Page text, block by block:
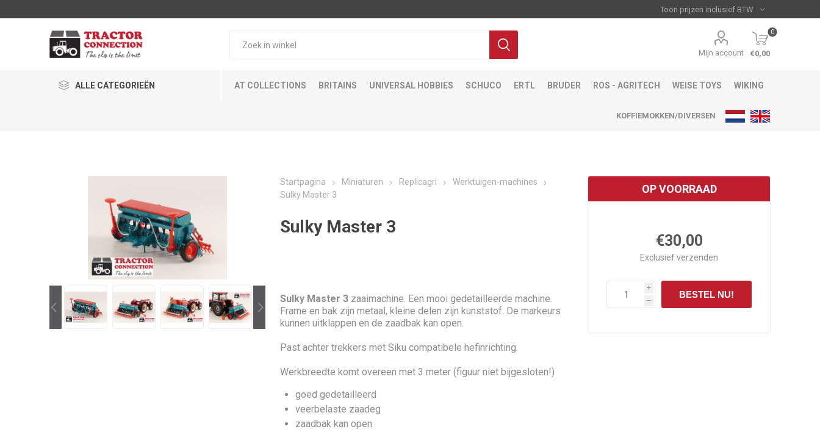
Mijn account
0
€0,00
ALLE CATEGORIEËN AT COLLECTIONS BRITAINS UNIVERSAL HOBBIES SCHUCO ERTL BRUDER ROS - AGRITECH WEISE TOYS WIKING
KOFFIEMOKKEN/DIVERSEN
Startpagina Miniaturen Replicagri
Werktuigen-machines
Sulky Master 3
Sulky Master 3
Sulky Master 3 zaaimachine. Een mooi gedetailleerde machine.
Frame en bak zijn metaal, kleine delen zijn kunststof. De markeurs
kunnen uitklappen en de zaadbak kan open.
Past achter trekkers met Siku compatibele hefinrichting.
Werkbreedte komt overeen met 3 meter (figuur niet bijgesloten!)
goed gedetailleerd
veerbelaste zaadeg
zaadbak kan open
OP VOORRAAD
€30,00
Exclusiefverzenden
i
h
BESTEL NU!